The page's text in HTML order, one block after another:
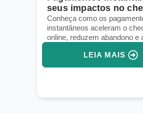
seus impactos no
online
Conheça como os
instantâneos aceleram o
online, reduzem abandono e
LEIA MAIS